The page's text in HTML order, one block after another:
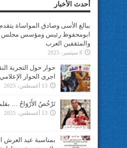
أحدث الأخبار
ببالغ الأسى وصادق المواساة
ابومحفوظ رئيس ومؤسس مجلس
والمثقفين العرب
8 سبتمبر، 2025
حوار حول التجربة
اجرى الحوار
13 أغسطس، 2025
تَرْخُصُ الأَرْوَاحُ …
13 أغسطس، 2025
بمناسبة عيد العرش